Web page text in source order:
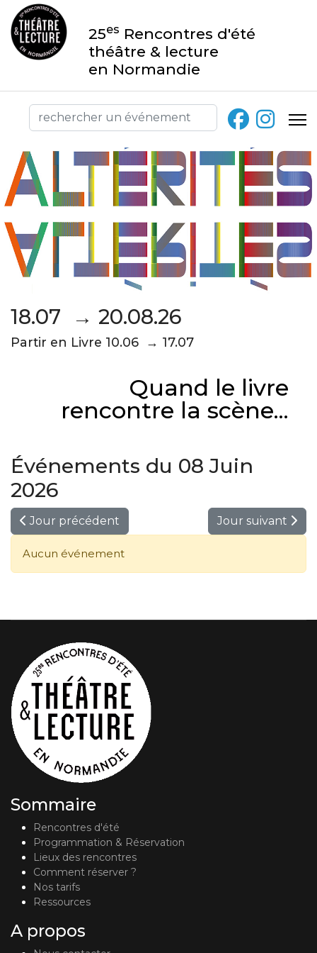
25es Rencontres d'été
théâtre & lecture
en Normandie
18.07 → 20.08.26
Partir en Livre 10.06 → 17.07
Quand le livre
rencontre la scène...
Événements du 08 Juin
2026
Jour précédent Jour suivant
Aucun événement
Sommaire
Rencontres d'été
Programmation & Réservation
Lieux des rencontres
Comment réserver ?
Nos tarifs
Ressources
A propos